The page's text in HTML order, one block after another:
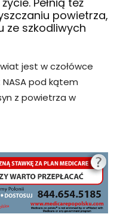
powietrza,
ze szkodliwych
jest w czołówce
pod kątem
z powietrza w